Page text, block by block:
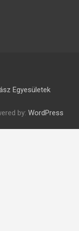
Egyesületek
by: WordPress